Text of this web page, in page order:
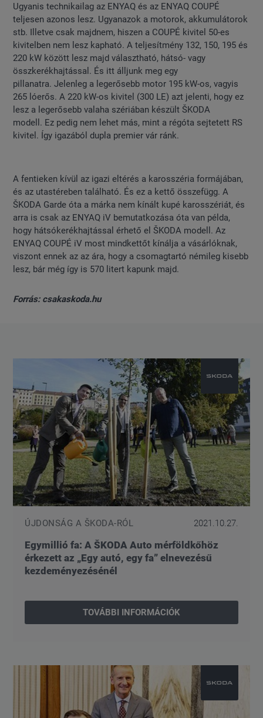
Ugyanis technikailag az ENYAQ és az ENYAQ COUPÉ
teljesen azonos lesz. Ugyanazok a motorok, akkumulátorok
stb. Illetve csak majdnem, hiszen a COUPÉ kivitel 50-es
kivitelben nem lesz kapható. A teljesítmény 132, 150, 195 és
220 kW között lesz majd választható, hátsó- vagy
összkerékhajtással. És itt álljunk meg egy
pillanatra. Jelenleg a legerősebb motor 195 kW-os, vagyis
265 lóerős. A 220 kW-os kivitel (300 LE) azt jelenti, hogy ez
lesz a legerősebb valaha szériában készült ŠKODA
modell. Ez pedig nem lehet más, mint a régóta sejtetett RS
kivitel. Így igazából dupla premier vár ránk.
A fentieken kívül az igazi eltérés a karosszéria formájában,
és az utastéreben található. És ez a kettő összefügg. A
ŠKODA Garde óta a márka nem kínált kupé karosszériát, és
arra is csak az ENYAQ iV bemutatkozása óta van példa,
hogy hátsókerékhajtással érhető el ŠKODA modell. Az
ENYAQ COUPÉ iV most mindkettőt kínálja a vásárlóknak,
viszont ennek az az ára, hogy a csomagtartó némileg kisebb
lesz, bár még így is 570 litert kapunk majd.
Forrás: csakaskoda.hu
ÚJDONSÁG A ŠKODA-RÓL 2021.10.27.
Egymillió fa: A ŠKODA Auto mérföldkőhöz
érkezett az „Egy autó, egy fa” elnevezésű
kezdeményezésénél
TOVÁBBI INFORMÁCIÓK